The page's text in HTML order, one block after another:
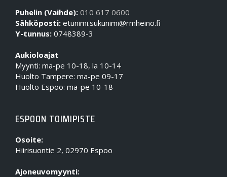
Puhelin (Vaihde): 010 617 0600
Sähköposti: etunimi.sukunimi@rmheino.fi
Y-tunnus: 0748389-3
Aukioloajat
Myynti: ma-pe 10-18, la 10-14
Huolto Tampere: ma-pe 09-17
Huolto Espoo: ma-pe 10-18
ESPOON TOIMIPISTE
Osoite:
Hiirisuontie 2, 02970 Espoo
Ajoneuvomyynti: